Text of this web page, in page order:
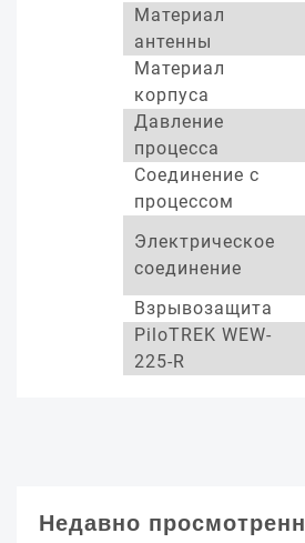
Материал
антенны
Материал
корпуса
Давление
процесса
Соединение с
процессом
Электрическое
соединение
Взрывозащита
PiloTREK WEW-
225-R
Недавно